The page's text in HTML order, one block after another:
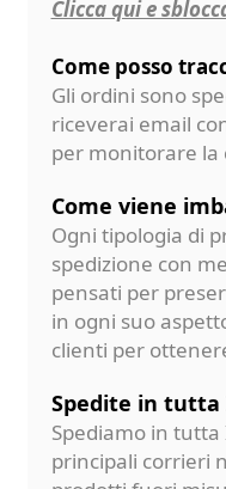
Clicca qui e
Come posso
Gli ordini sono
riceverai email
per monitorare la
Come viene
Ogni tipologia di
spedizione con
pensati per
in ogni suo
clienti per
Spedite in tutta
Spediamo in
principali corrieri